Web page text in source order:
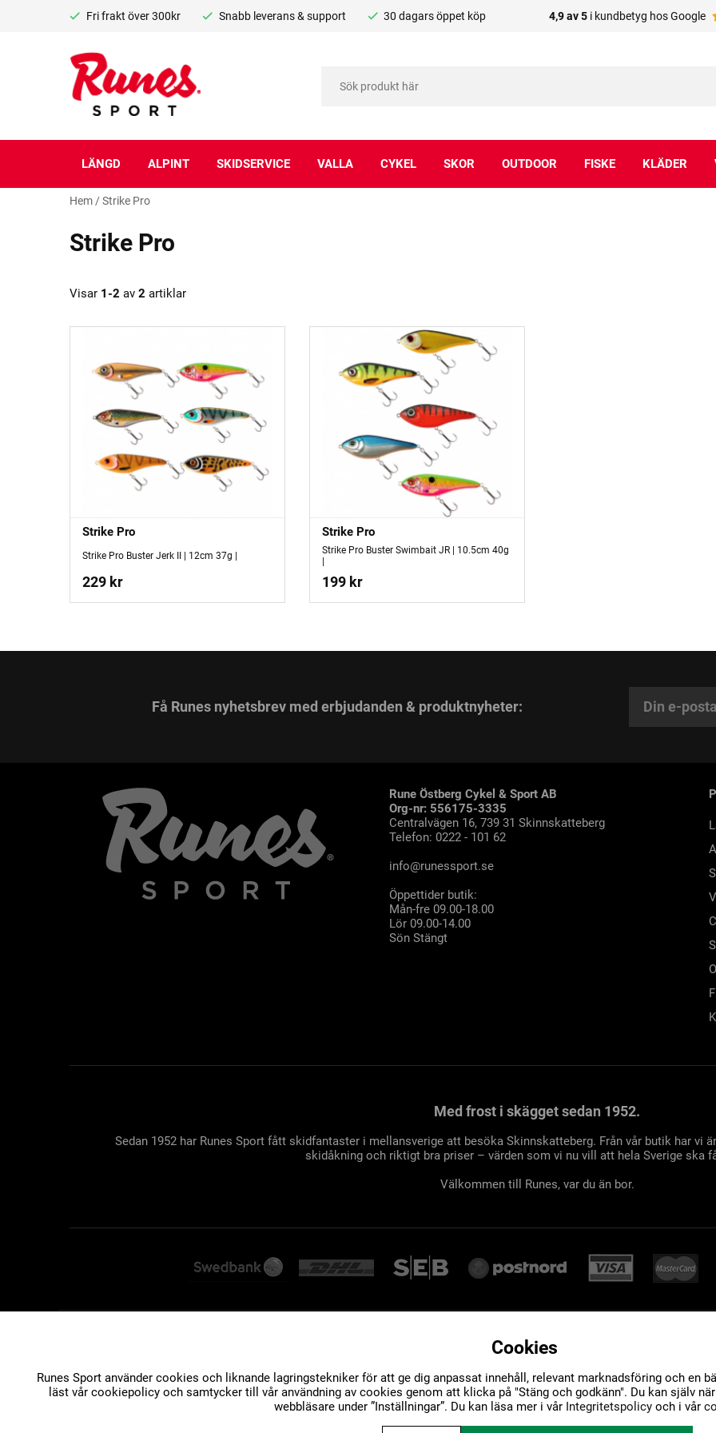
Fri frakt över 300kr Snabb leverans & support 30 dagars öppet köp 4,9 av 5 i kundbetyg hos Google
LÄNGD ALPINT SKIDSERVICE VALLA CYKEL SKOR OUTDOOR FISKE KLÄDER
Hem /Strike Pro
Strike Pro
Visar 1-2 av 2 artiklar
Strike Pro
Strike Pro Buster Jerk II | 12cm 37g |
229 kr
Strike Pro
Strike Pro Buster Swimbait JR | 10.5cm 40g
199 kr
Få Runes nyhetsbrev med erbjudanden & produktnyheter:
Rune Östberg Cykel & Sport AB
Org-nr: 556175-3335
Centralvägen 16, 739 31 Skinnskatteberg
Telefon: 0222 - 101 62
info@runessport.se
Öppettider butik:
Mån-fre 09.00-18.00
Lör 09.00-14.00
Sön Stängt
Med frost i skägget sedan 1952.
Sedan 1952 har Runes Sport fått skidfantaster i mellansverige att besöka Skinnskatteberg. Från vår butik har vi
skidåkning och riktigt bra priser – värden som vi nu vill att hela Sverige ska
Välkommen till Runes, var du än bor.
Cookies
Runes Sport använder cookies och liknande lagringstekniker för att ge dig anpassat innehåll, relevant marknadsföring och en
läst vår cookiepolicy och samtycker till vår användning av cookies genom att klicka på "Stäng och godkänn". Du kan själv
webbläsare under ”Inställningar”. Du kan läsa mer i vår Integritetspolicyoch i vår